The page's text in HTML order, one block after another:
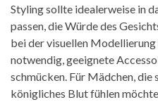
Styling sollte idealerweise in
passen, die Würde des
bei der visuellen Modellierung
notwendig, geeignete
schmücken. Für Mädchen, die
königliches Blut fühlen